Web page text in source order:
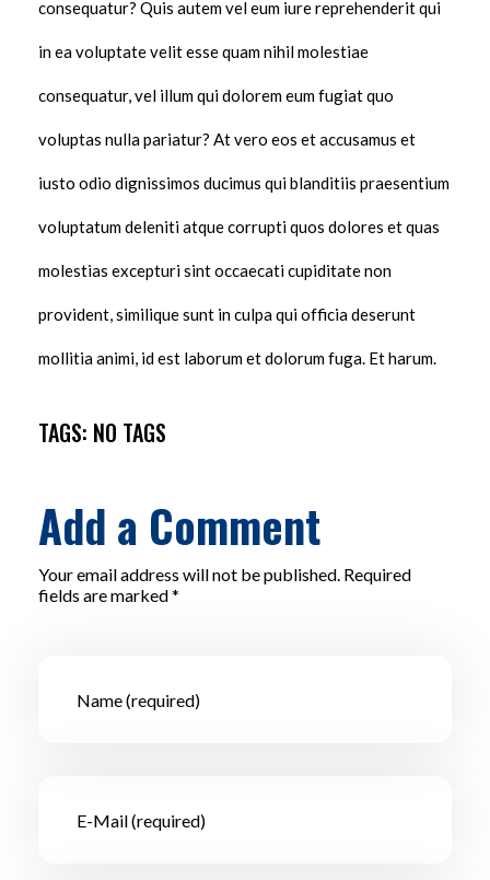
consequatur? Quis autem vel eum iure reprehenderit qui
in ea voluptate velit esse quam nihil molestiae
consequatur, vel illum qui dolorem eum fugiat quo
voluptas nulla pariatur? At vero eos et accusamus et
iusto odio dignissimos ducimus qui blanditiis praesentium
voluptatum deleniti atque corrupti quos dolores et quas
molestias excepturi sint occaecati cupiditate non
provident, similique sunt in culpa qui officia deserunt
mollitia animi, id est laborum et dolorum fuga. Et harum.
TAGS: NO TAGS
Add a Comment
Your email address will not be published. Required
fields are marked *